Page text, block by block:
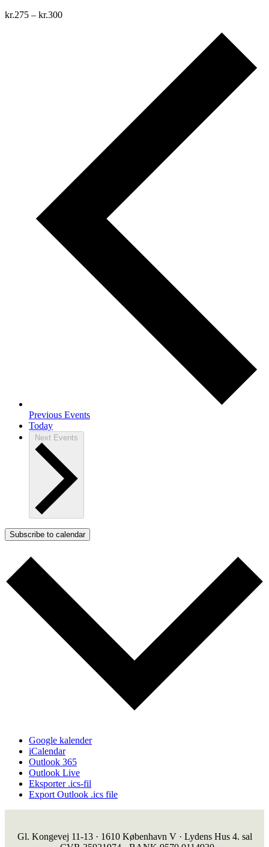
kr.275 – kr.300
Previous Events
Today
Next Events
Subscribe to calendar
Google kalender
iCalendar
Outlook 365
Outlook Live
Eksporter .ics-fil
Export Outlook .ics file
Gl. Kongevej 11-13 · 1610 København V · Lydens Hus 4. sal